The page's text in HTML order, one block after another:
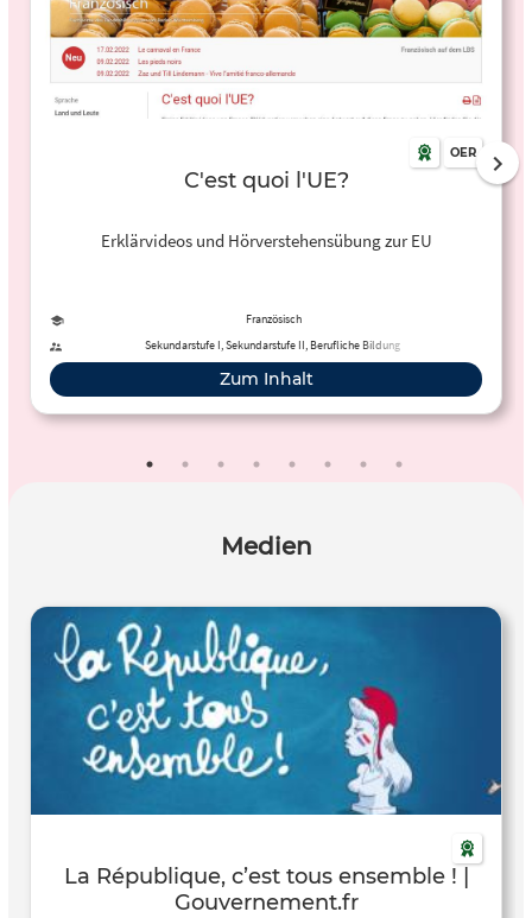
OER
C'est quoi l'UE?
Erklärvideos und Hörverstehensübung zur EU
Französisch
Sekundarstufe I, Sekundarstufe II, Berufliche Bildung
Zum Inhalt
Medien
La République, c’est tous ensemble ! |
Gouvernement.fr